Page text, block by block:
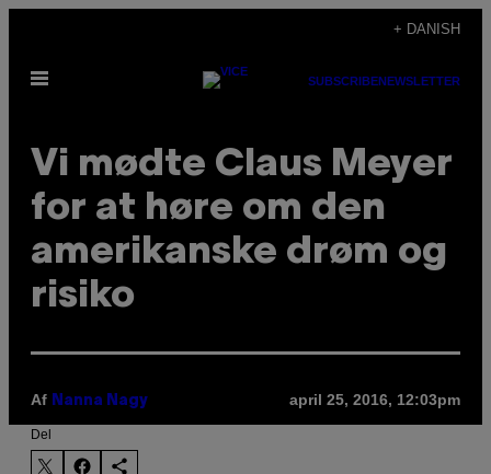
indhold
+ DANISH
Åbn
SUBSCRIBENEWSLETTER
Vi mødte Claus Meyer
for at høre om den
amerikanske drøm og
risiko
Af Nanna Nagy april 25, 2016, 12:03pm
Del